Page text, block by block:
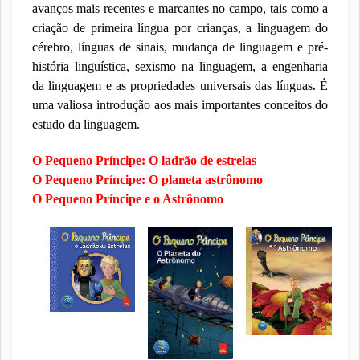
avanços mais recentes e marcantes no campo, tais como a
criação de primeira língua por crianças, a linguagem do
cérebro, línguas de sinais, mudança de linguagem e pré-
história linguística, sexismo na linguagem, a engenharia
da linguagem e as propriedades universais das línguas. É
uma valiosa introdução aos mais importantes conceitos do
estudo da linguagem.
O Pequeno Príncipe: O ladrão de estrelas
O Pequeno Príncipe: O planeta astrônomo
O Pequeno Príncipe e o Astrônomo